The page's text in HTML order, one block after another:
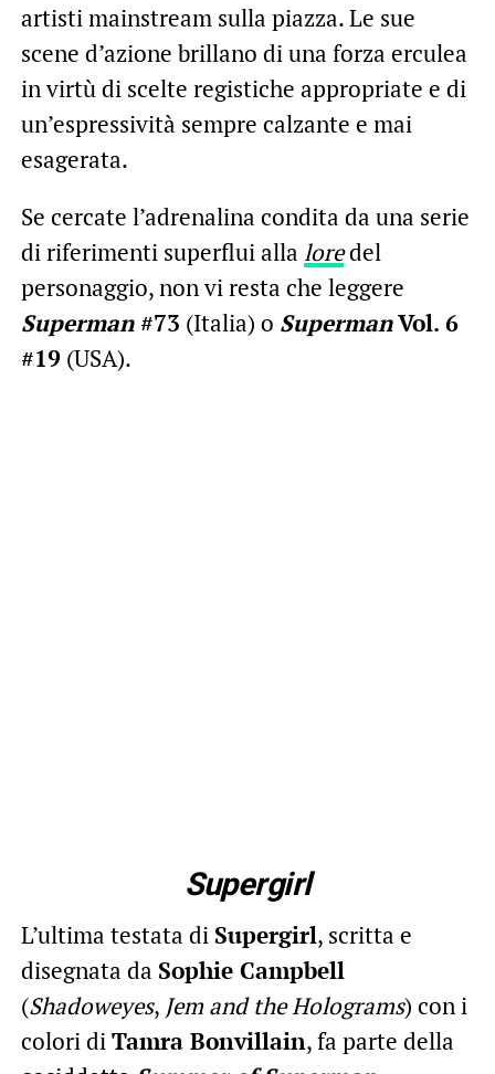
artisti mainstream sulla piazza. Le sue
scene d’azione brillano di una forza erculea
in virtù di scelte registiche appropriate e di
un’espressività sempre calzante e mai
esagerata.
Se cercate l’adrenalina condita da una serie
di riferimenti superflui alla loredel
personaggio, non vi resta che leggere
Superman #73 (Italia) o SupermanVol. 6
#19(USA).
Supergirl
L’ultima testata di Supergirl, scritta e
disegnata da Sophie Campbell
(Shadoweyes, Jem and the Holograms) con i
colori diTamra Bonvillain, fa parte della